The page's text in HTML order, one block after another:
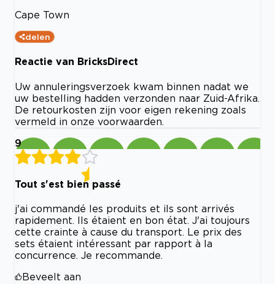
Cape Town
delen
Reactie van BricksDirect
Uw annuleringsverzoek kwam binnen nadat we
uw bestelling hadden verzonden naar Zuid-Afrika.
De retourkosten zijn voor eigen rekening zoals
vermeld in onze voorwaarden.
9
Tout s'est bien passé
j'ai commandé les produits et ils sont arrivés
rapidement. Ils étaient en bon état. J'ai toujours
cette crainte à cause du transport. Le prix des
sets étaient intéressant par rapport à la
concurrence. Je recommande.
Beveelt aan